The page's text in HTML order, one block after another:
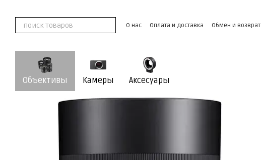
О нас Оплата и доставка
Обмен и возврат
Объективы Камеры Аксесуары